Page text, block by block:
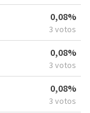
0,08%
3 votos
0,08%
3 votos
0,08%
3 votos